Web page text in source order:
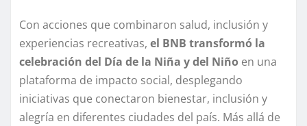
Con acciones que combinaron salud, inclusión y
experiencias recreativas, el BNB transformó la
celebración del Día de la Niña y del Niño en una
plataforma de impacto social, desplegando
iniciativas que conectaron bienestar, inclusión y
alegría en diferentes ciudades del país. Más allá de